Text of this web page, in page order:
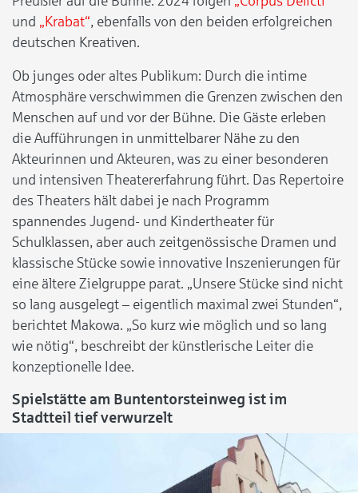
und „Krabat“, ebenfalls von den beiden erfolgreichen
deutschen Kreativen.
Ob junges oder altes Publikum: Durch die intime
Atmosphäre verschwimmen die Grenzen zwischen den
Menschen auf und vor der Bühne. Die Gäste erleben
die Aufführungen in unmittelbarer Nähe zu den
Akteurinnen und Akteuren, was zu einer besonderen
und intensiven Theatererfahrung führt. Das Repertoire
des Theaters hält dabei je nach Programm
spannendes Jugend- und Kindertheater für
Schulklassen, aber auch zeitgenössische Dramen und
klassische Stücke sowie innovative Inszenierungen für
eine ältere Zielgruppe parat. „Unsere Stücke sind nicht
so lang ausgelegt – eigentlich maximal zwei Stunden“,
berichtet Makowa. „So kurz wie möglich und so lang
wie nötig“, beschreibt der künstlerische Leiter die
konzeptionelle Idee.
Spielstätte am Buntentorsteinweg ist im
Stadtteil tief verwurzelt